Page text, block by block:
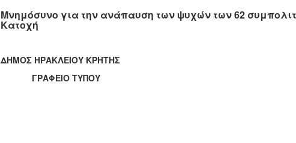
Μνημόσυνο για την ανάπαυση των ψυχών των 62
Κατοχή
ΔΗΜΟΣ ΗΡΑΚΛΕΙΟΥ ΚΡΗΤΗΣ
ΓΡΑΦΕΙΟ ΤΥΠΟΥ